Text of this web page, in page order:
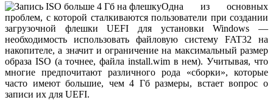
Одна из основных
проблем, с которой сталкиваются пользователи при создании
загрузочной флешки UEFI для установки Windows —
необходимость использовать файловую систему FAT32 на
накопителе, а значит и ограничение на максимальный размер
образа ISO (а точнее, файла install.wim в нем). Учитывая, что
многие предпочитают различного рода «сборки», которые
часто имеют большие, чем 4 Гб размеры, встает вопрос о
записи их для UEFI.